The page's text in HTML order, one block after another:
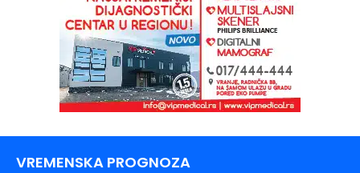
VREMENSKA PROGNOZA